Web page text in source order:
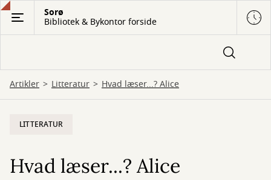
Gå
hovedindhold
Sorø
Bibliotek & Bykontor forside
Artikler Litteratur Hvad læser...? Alice
LITTERATUR
Hvad læser...? Alice